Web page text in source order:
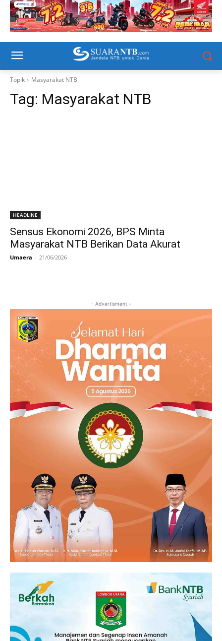
Topik Masyarakat NTB
Tag: Masyarakat NTB
HEADLINE
Sensus Ekonomi 2026, BPS Minta
Masyarakat NTB Berikan Data Akurat
Umaera - 21/06/2026
- Advertisment -